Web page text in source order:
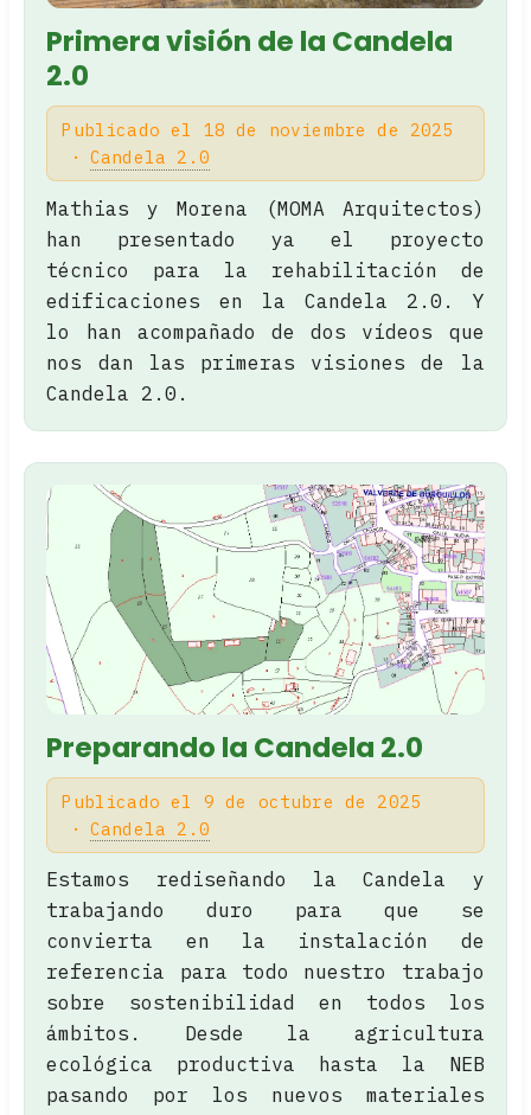
Primera visión de la Candela
2.0
Publicado el 18 de noviembre de 2025
Candela 2.0
Mathias y Morena (MOMA Arquitectos)
han presentado ya el proyecto
técnico para la rehabilitación de
edificaciones en la Candela 2.0. Y
lo han acompañado de dos vídeos que
nos dan las primeras visiones de la
Candela 2.0.
Preparando la Candela 2.0
Publicado el 9 de octubre de 2025
Candela 2.0
Estamos rediseñando la Candela y
trabajando duro para que se
convierta en la instalación de
referencia para todo nuestro trabajo
sobre sostenibilidad en todos los
ámbitos. Desde la agricultura
ecológica productiva hasta la NEB
pasando por los nuevos materiales